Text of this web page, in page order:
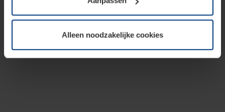
toestemming kunt u op elk moment bij de uitleg van de
wijzigen of herroepen.Alleen noodzakelijke cookies